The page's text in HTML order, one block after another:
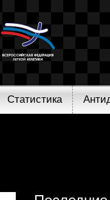
Статистика